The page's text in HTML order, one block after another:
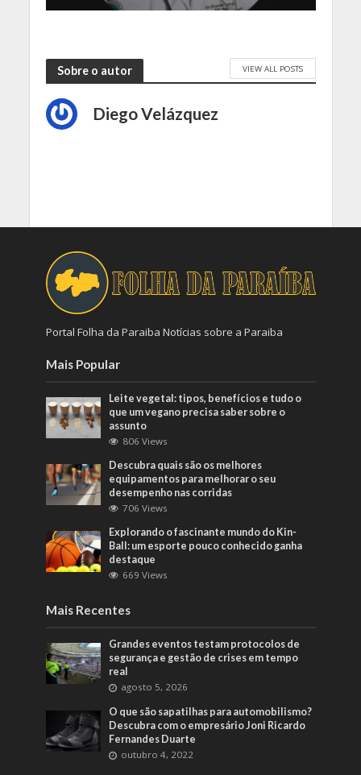
Sobre o autor VIEW ALL POSTS
Diego Velázquez
Portal Folha da Paraiba Notícias sobre a Paraiba
Mais Popular
Leite vegetal: tipos, benefícios e tudo o
que um vegano precisa saber sobre o
assunto
806 Views
Descubra quais são os melhores
equipamentos para melhorar o seu
desempenho nas corridas
706 Views
Explorando o fascinante mundo do Kin-
Ball: um esporte pouco conhecido ganha
destaque
669 Views
Mais Recentes
Grandes eventos testam protocolos de
segurança e gestão de crises em tempo
real
agosto 5, 2026
O que são sapatilhas para automobilismo?
Descubra com o empresário Joni Ricardo
Fernandes Duarte
outubro 4, 2022